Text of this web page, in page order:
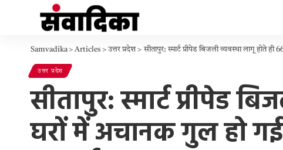
Samvadika>Articles >उत्तर प्रदेश>सीतापुर: स्मार्ट प्रीपेड बिजली व्यवस्था लागू होते
उत्तर प्रदेश
सीतापुर: स्मार्ट प्रीपेड
घरों में अचानक गुल हो गई